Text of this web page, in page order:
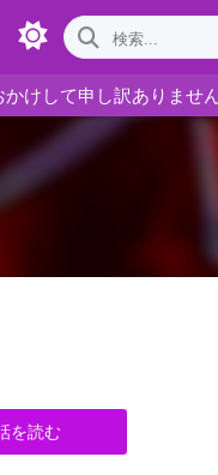
けして申し訳ありません
を読む